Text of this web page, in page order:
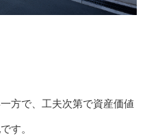
方で、工夫次第で資産価値
す。